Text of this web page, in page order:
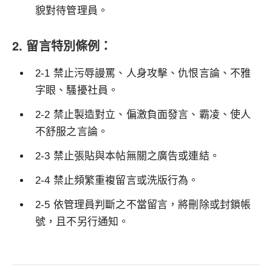
貌對待管理員。
2. 留言特別條例：
2-1 禁止污辱謾罵、人身攻擊、仇恨言論、不雅
字眼、騷擾社員。
2-2 禁止製造對立、偏激負面發言、霸凌、使人
不舒服之言論。
2-3 禁止張貼與本帖無關之廣告或連結。
2-4 禁止頻繁重複留言或洗版行為。
2-5 依管理員判斷之不當留言，將刪除或封鎖帳
號，且不另行通知。